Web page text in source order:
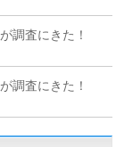
調査にきた！
調査にきた！